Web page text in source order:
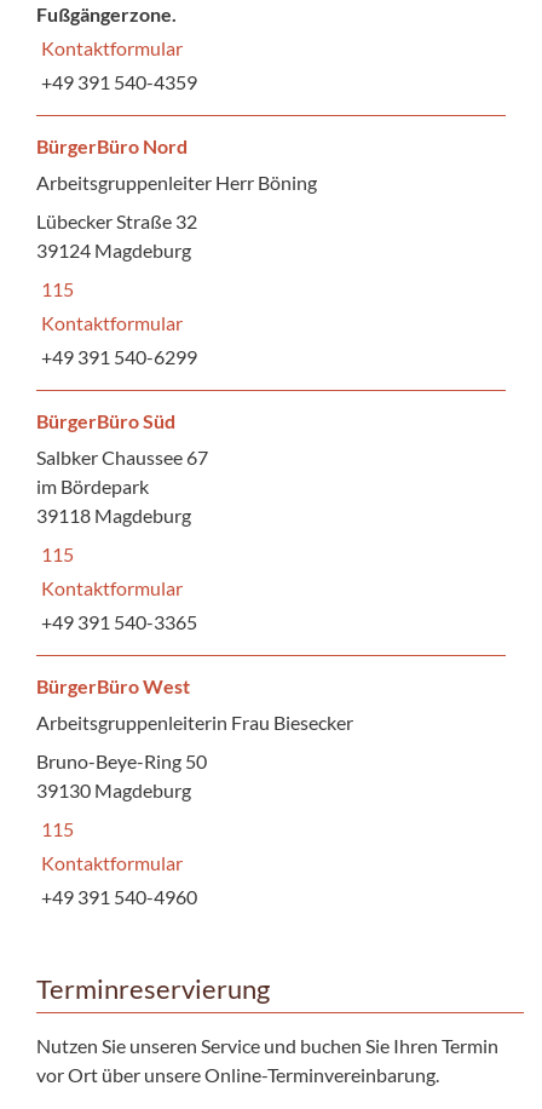
Fußgängerzone.
Kontaktformular
+49 391 540-4359
BürgerBüro Nord
Arbeitsgruppenleiter Herr Böning
Lübecker Straße 32
39124 Magdeburg
115
Kontaktformular
+49 391 540-6299
BürgerBüro Süd
Salbker Chaussee 67
im Bördepark
39118 Magdeburg
115
Kontaktformular
+49 391 540-3365
BürgerBüro West
Arbeitsgruppenleiterin Frau Biesecker
Bruno-Beye-Ring 50
39130 Magdeburg
115
Kontaktformular
+49 391 540-4960
Terminreservierung
Nutzen Sie unseren Service und buchen Sie Ihren Termin
vor Ort über unsere Online-Terminvereinbarung.